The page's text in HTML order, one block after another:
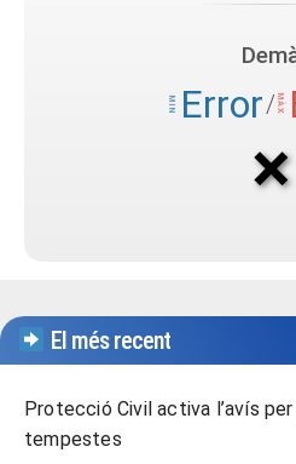
El més recent
Protecció Civil activa l’avís
tempestes